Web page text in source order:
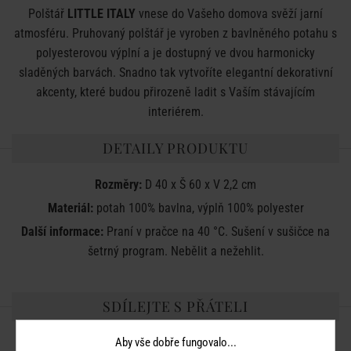
Polštář LITTLE ITALY vnese do Vašeho domova svěží jarní
atmosféru. Pruhovaný polštář je vyroben z bavlněného potahu s
polyesterovou výplní a je dostupný ve dvou harmonicky
sladěných barvách. Snadno tak vytvoříte elegantní dekorativní
akcenty, které budou přirozeně ladit s Vaším stávajícím
interiérem.
DETAILY PRODUKTU
Rozměry: D 40 x Š 60 x V 2,2 cm
Materiál:potah 100% bavlna, výplň 100% polyester
Další informace: Praní v pračce na 40 °C. Sušení v sušičce na
šetrný program. Nebělit a nežehlit.
SDÍLEJTE S PŘÁTELI
Aby vše dobře fungovalo...